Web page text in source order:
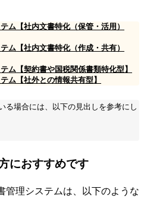
ム【社内文書特化（保管・活用）
ム【社内文書特化（作成・共有）
ム【契約書や国税関係書類特化型】
ム【社外との情報共有型】
る場合には、以下の見出しを参考にし
におすすめです
管理システムは、以下のような